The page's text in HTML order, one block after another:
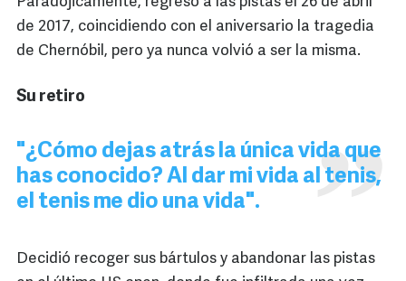
de 2017, coincidiendo con el aniversario la tragedia
de Chernóbil, pero ya nunca volvió a ser la misma.
Su retiro
"¿Cómo dejas atrás la única vida que
has conocido? Al dar mi vida al tenis,
el tenis me dio una vida".
Decidió recoger sus bártulos y abandonar las pistas